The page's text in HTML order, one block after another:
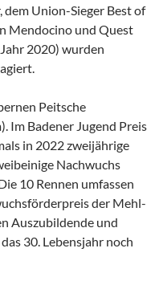
Union-Sieger Best of
Mendocino und Quest
2020) wurden
Peitsche
Im Badener Jugend Preis
in 2022 zweijährige
Nachwuchs
10 Rennen umfassen
der Mehl-
Auszubildende und
30. Lebensjahr noch